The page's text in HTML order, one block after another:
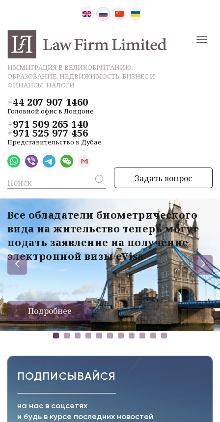
ИММИГРАЦИЯ В ВЕЛИКОБРИТАНИЮ,
ОБРАЗОВАНИЕ, НЕДВИЖИМОСТЬ, БИЗНЕС И
ФИНАНСЫ, НАЛОГИ
+44 207 907 1460
Головной офис в Лондоне
+971 509 265 140
+971 525 977 456
Представительство в Дубае
Задать вопрос
Все обладатели биометрического
вида на жительство теперь могут
подать заявление на получение
электронной визы eVisa
Подробнее
ПОДПИСЫВАЙСЯ
на нас в соцсетях
и будь в курсе последних новостей